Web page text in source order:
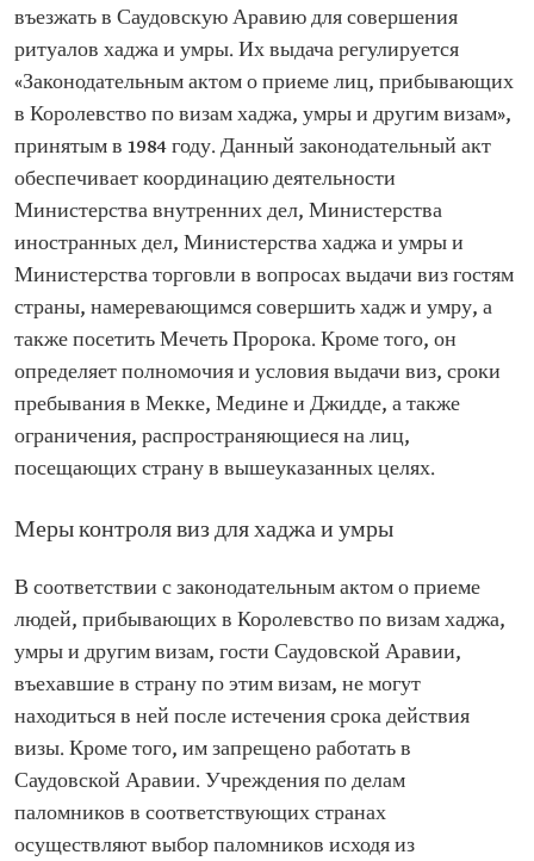
въезжать в Саудовскую Аравию для совершения
ритуалов хаджа и умры. Их выдача регулируется
«Законодательным актом о приеме лиц, прибывающих
в Королевство по визам хаджа, умры и другим визам»,
принятым в 1984 году. Данный законодательный акт
обеспечивает координацию деятельности
Министерства внутренних дел, Министерства
иностранных дел, Министерства хаджа и умры и
Министерства торговли в вопросах выдачи виз гостям
страны, намеревающимся совершить хадж и умру, а
также посетить Мечеть Пророка. Кроме того, он
определяет полномочия и условия выдачи виз, сроки
пребывания в Мекке, Медине и Джидде, а также
ограничения, распространяющиеся на лиц,
посещающих страну в вышеуказанных целях.
Меры контроля виз для хаджа и умры
В соответствии с законодательным актом о приеме
людей, прибывающих в Королевство по визам хаджа,
умры и другим визам, гости Саудовской Аравии,
въехавшие в страну по этим визам, не могут
находиться в ней после истечения срока действия
визы. Кроме того, им запрещено работать в
Саудовской Аравии. Учреждения по делам
паломников в соответствующих странах
осуществляют выбор паломников исходя из